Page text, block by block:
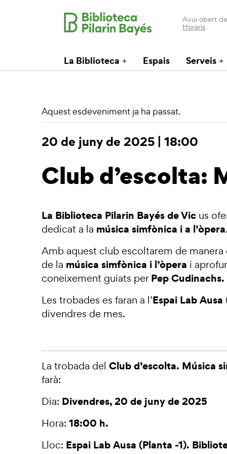
Avui obert
Horaris
La Biblioteca Espais Serveis
Aquest esdeveniment ja ha passat.
20 de juny de 2025 | 18:00
Club d’escolta:
La Biblioteca Pilarin Bayés de Vic us
dedicat a la música simfònica i a l’òpera
Amb aquest club escoltarem de
de la música simfònica i l’òpera i
coneixement guiats perPep Cudinachs.
Les trobades es faran a l’Espai Lab Ausa
divendres de mes.
La trobada del Club d’escolta. Música
farà:
Dia: Divendres, 20 de juny de 2025
Hora: 18:00 h.
Lloc: Espai Lab Ausa (Planta -1).